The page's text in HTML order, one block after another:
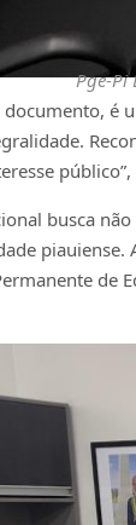
Pge-Pi
documento,
busca
de